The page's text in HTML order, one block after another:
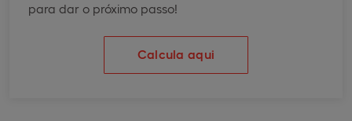
para dar o próximo passo!
Calcula aqui